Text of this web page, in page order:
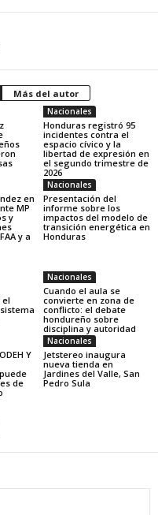
Más del autor
Nacionales
Honduras registró 95
incidentes contra el
espacio cívico y la
libertad de expresión en
el segundo trimestre de
2026
en
MP
y
y a
Nacionales
Presentación del
informe sobre los
impactos del modelo de
transición energética en
Honduras
el
Nacionales
Cuando el aula se
convierte en zona de
conflicto: el debate
hondureño sobre
disciplina y autoridad
Y
de
Nacionales
Jetstereo inaugura
nueva tienda en
Jardines del Valle, San
Pedro Sula